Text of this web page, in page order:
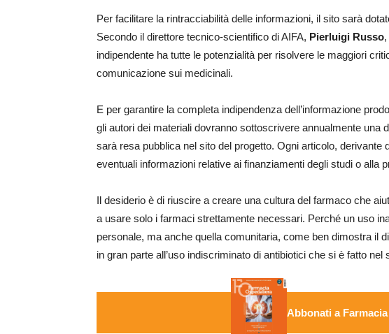
Per facilitare la rintracciabilità delle informazioni, il sito sarà
Secondo il direttore tecnico-scientifico di AIFA, Pierluigi Russo
indipendente ha tutte le potenzialità per risolvere le maggiori
comunicazione sui medicinali.
E per garantire la completa indipendenza dell’informazione
gli autori dei materiali dovranno sottoscrivere annualmente una
sarà resa pubblica nel sito del progetto. Ogni articolo, derivante
eventuali informazioni relative ai finanziamenti degli studi o alla
Il desiderio è di riuscire a creare una cultura del farmaco che
a usare solo i farmaci strettamente necessari. Perché un uso
personale, ma anche quella comunitaria, come ben dimostra il
in gran parte all’uso indiscriminato di antibiotici che si è fatto nel
Abbonati a